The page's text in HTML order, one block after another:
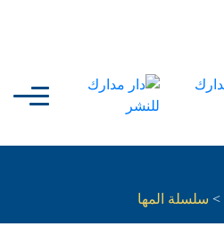
> سلسلة المها